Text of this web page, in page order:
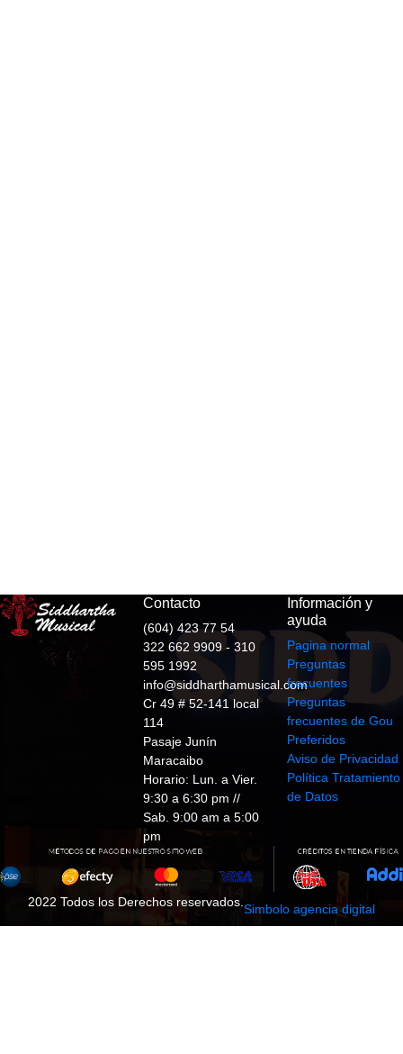
Contacto
(604) 423 77 54
322 662 9909 - 310
595 1992
info@siddharthamusical.com
Cr 49 # 52-141 local
114
Pasaje Junín
Maracaibo
Horario: Lun. a Vier.
9:30 a 6:30 pm //
Sab. 9:00 am a 5:00
pm
Información y
ayuda
Pagina normal
Preguntas
frecuentes
Preguntas
frecuentes de Gou
Preferidos
Aviso de Privacidad
Política Tratamiento
de Datos
2022 Todos los Derechos reservados. Simbolo agencia digital